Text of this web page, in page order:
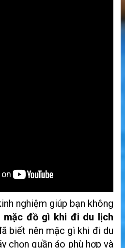
nghiệm giúp bạn không
mặc đồ gì khi đi du lịch
biết nên mặc gì khi đi du
chọn quần áo phù hợp và